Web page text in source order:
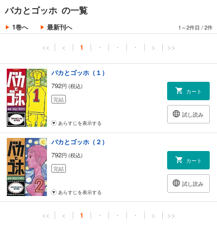
バカとゴッホ の一覧
1巻へ 最新刊へ 1～2件目 /2件
<< < 1 ・ ・ ・ > >>
バカとゴッホ（１）
792円 (税込)
完結
カート
試し読み
あらすじを表示する
バカとゴッホ（２）
792円 (税込)
完結
カート
試し読み
あらすじを表示する
<< < 1 ・ ・ ・ > >>